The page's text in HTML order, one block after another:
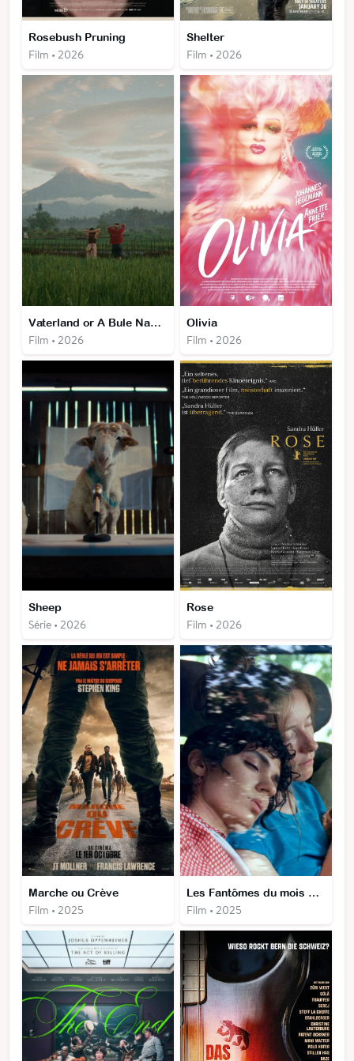
Rosebush Pruning
Film • 2026
Shelter
Film • 2026
Vaterland or A Bule Named Yanto
Film • 2026
Olivia
Film • 2026
Sheep
Série • 2026
Rose
Film • 2026
Marche ou Crève
Film • 2025
Les Fantômes du mois de juillet
Film • 2025